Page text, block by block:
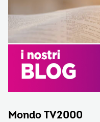
Mondo TV2000